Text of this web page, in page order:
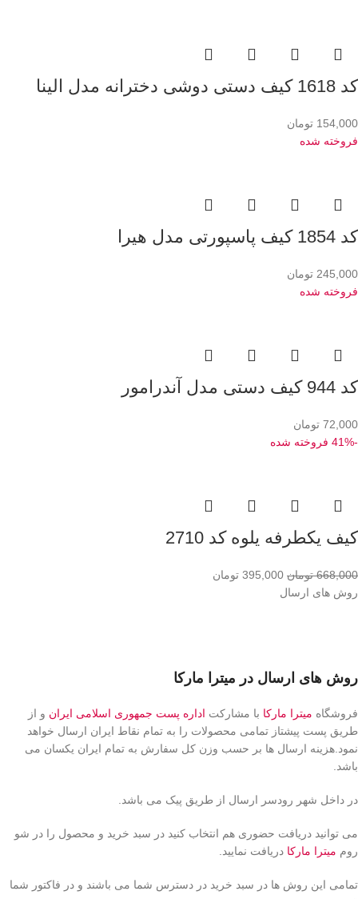
کد 1618 کیف دستی دوشی دخترانه مدل الینا
154,000 تومان
فروخته شده
کد 1854 کیف پاسپورتی مدل هیرا
245,000 تومان
فروخته شده
کد 944 کیف دستی مدل آندرامور
72,000 تومان
-41%
فروخته شده
کیف یکطرفه یلوه کد 2710
668,000 تومان 395,000 تومان
روش های ارسال
روش های ارسال در میترا مارکا
فروشگاه میترا مارکا با مشارکت اداره پست جمهوری اسلامی ایران و از
طریق پست پیشتاز تمامی محصولات را به تمام نقاط ایران ارسال خواهد
نمود.هزینه ارسال ها بر حسب وزن کل سفارش به تمام ایران یکسان می
باشد.
در داخل شهر رودسر ارسال از طریق پیک می باشد.
می توانید دریافت حضوری هم انتخاب کنید در سبد خرید و محصول را در شو
روم میترا مارکا دریافت نمایید.
تمامی این روش ها در سبد خرید در دسترس شما می باشند و در فاکتور شما